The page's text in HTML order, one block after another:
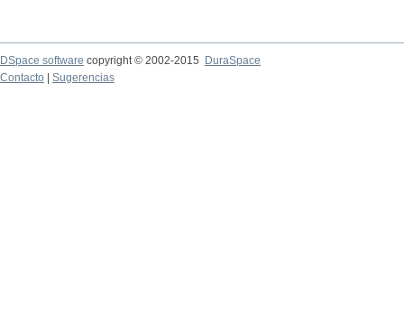
DSpace software copyright © 2002-2015
DuraSpace
Contacto
Sugerencias